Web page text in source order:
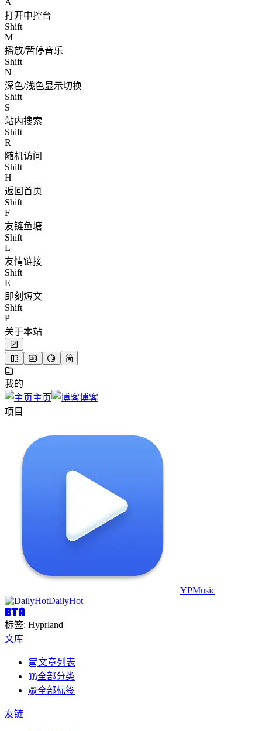
打开中控台
Shift
M
播放/暂停音乐
Shift
N
深色/浅色显示切换
Shift
S
站内搜索
Shift
R
随机访问
Shift
H
返回首页
Shift
F
友链鱼塘
Shift
L
友情链接
Shift
E
即刻短文
Shift
P
关于本站
简
我的
主页
博客
项目
YPMusic
DailyHot
标签: Hyprland
文库
文章列表
全部分类
全部标签
友链